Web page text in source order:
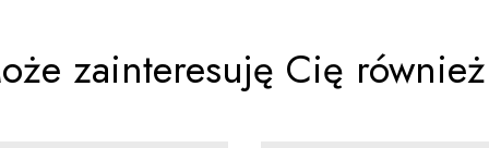
zainteresuję Cię